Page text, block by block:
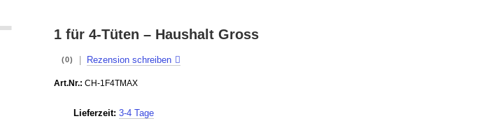
1 für 4-Tüten – Haushalt Gross
(0) Rezension schreiben
Art.Nr.: CH-1F4TMAX
Lieferzeit: 3-4 Tage